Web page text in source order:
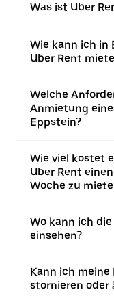
Was ist Uber
Wie kann ich in
Uber Rent
Welche
Anmietung
Eppstein?
Wie viel kostet
Uber Rent
Woche zu
Wo kann ich
einsehen?
Kann ich meine
stornieren oder